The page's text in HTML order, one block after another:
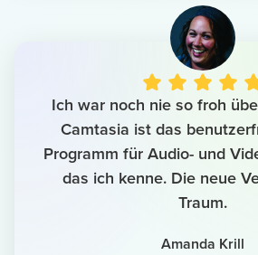
Ich war noch nie so froh
Camtasia ist das
Programm für Audio- und
das ich kenne. Die neue
Traum.
Amanda Krill